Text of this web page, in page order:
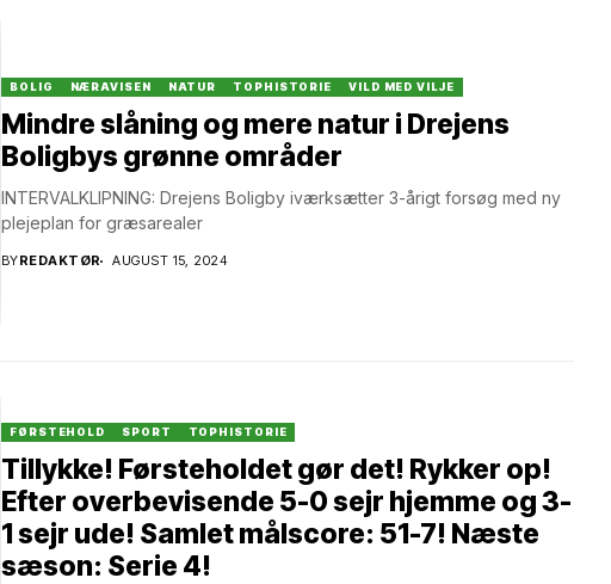
BOLIG NÆRAVISEN NATUR TOPHISTORIE VILD MED VILJE
Mindre slåning og mere natur i Drejens
Boligbys grønne områder
INTERVALKLIPNING: Drejens Boligby iværksætter 3-årigt forsøg med ny
plejeplan for græsarealer
BYREDAKTØR AUGUST 15, 2024
FØRSTEHOLD SPORT TOPHISTORIE
Tillykke! Førsteholdet gør det! Rykker op!
Efter overbevisende 5-0 sejr hjemme og 3-
1 sejr ude! Samlet målscore: 51-7! Næste
sæson: Serie 4!